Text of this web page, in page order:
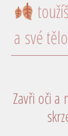
a své tělo
Zavři oči